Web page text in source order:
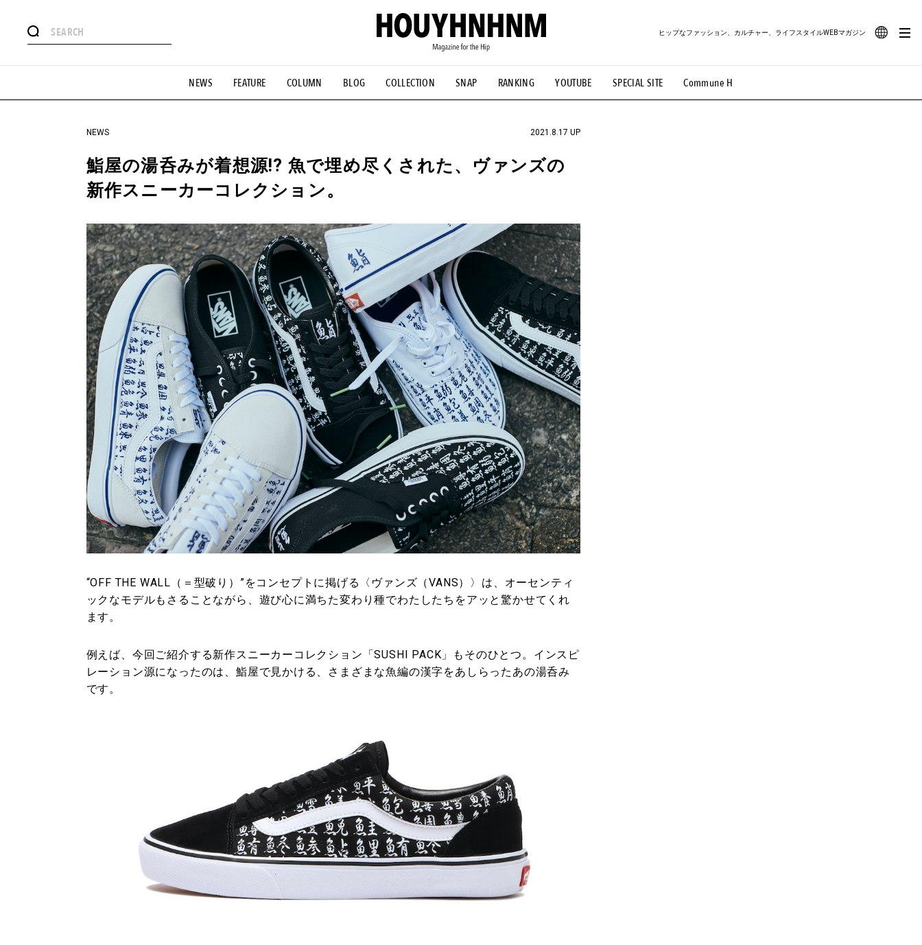
NEWS FEATURE COLUMN BLOG COLLECTION SNAP RANKING YOUTUBE SPECIAL SITE Commune H
ヒップなファッション、カルチャー、ライフスタイルWEBマガジン
#憧れの逸品 #ESSENTIAL DESIGNS #古着サミット #NEW VINTAGE #マイナーグッド図鑑 #路地裏てぃーん。 #MONTHLY JOURNAL
#GH 銘品の所以 #フイナムのYouTube #Commune H #FOCUS IT #AH.H #ととけん #FASHION #MUSIC #MOVIE #LIFESTYLE #SNEAKER #OUTDOOR
#HANDSOME HANDBOOK
NEWS 2021.8.17 UP
鮨屋の湯呑みが着想源!? 魚で埋め尽くされた、ヴァンズの
新作スニーカーコレクション。
“OFF THE WALL（＝型破り）”をコンセプトに掲げる〈ヴァンズ（VANS）〉は、オーセンティ
ックなモデルもさることながら、遊び心に満ちた変わり種でわたしたちをアッと驚かせてくれ
ます。
例えば、今回ご紹介する新作スニーカーコレクション「SUSHI PACK」もそのひとつ。インスピ
レーション源になったのは、鮨屋で見かける、さまざまな魚編の漢字をあしらったあの湯呑み
です。